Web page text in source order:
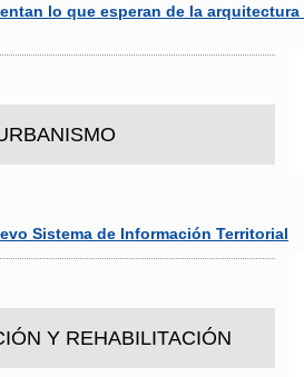
lo que esperan de la arquitectura
Sistema de Información Territorial
Y REHABILITACIÓN